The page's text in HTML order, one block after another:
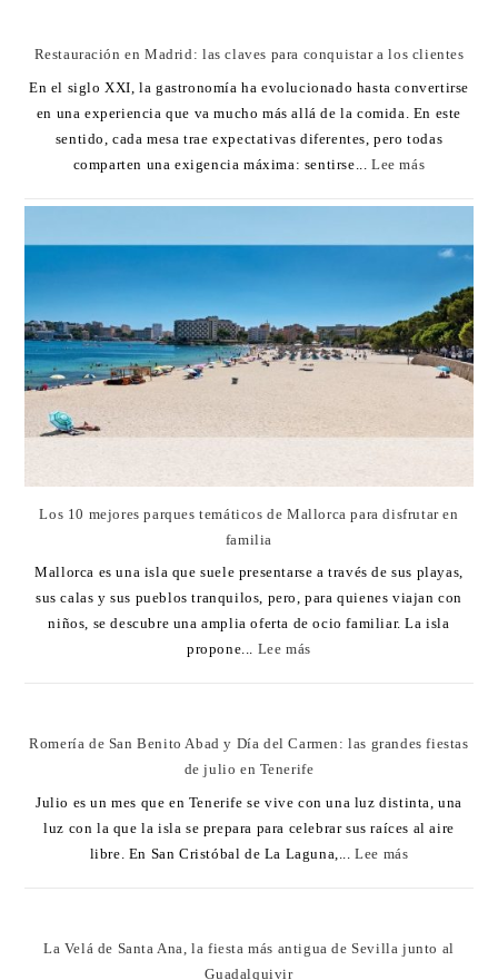
Restauración en Madrid: las claves para conquistar a los clientes
En el siglo XXI, la gastronomía ha evolucionado hasta convertirse
en una experiencia que va mucho más allá de la comida. En este
sentido, cada mesa trae expectativas diferentes, pero todas
comparten una exigencia máxima: sentirse...Lee más
Los 10 mejores parques temáticos de Mallorca para disfrutar en
familia
Mallorca es una isla que suele presentarse a través de sus playas,
sus calas y sus pueblos tranquilos, pero, para quienes viajan con
niños, se descubre una amplia oferta de ocio familiar. La isla
propone... Lee más
Romería de San Benito Abad y Día del Carmen: las grandes fiestas
de julio en Tenerife
Julio es un mes que en Tenerife se vive con una luz distinta, una
luz con la que la isla se prepara para celebrar sus raíces al aire
libre. En San Cristóbal de La Laguna,...Lee más
La Velá de Santa Ana, la fiesta más antigua de Sevilla junto al
Guadalquivir